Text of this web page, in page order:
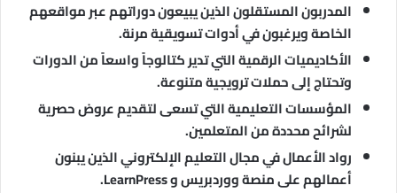
المدربون المستقلون الذين يبيعون دوراتهم عبر مواقعهم
الخاصة ويرغبون في أدوات تسويقية مرنة.
الأكاديميات الرقمية التي تدير كتالوجاً واسعاً من الدورات
وتحتاج إلى حملات ترويجية متنوعة.
المؤسسات التعليمية التي تسعى لتقديم عروض حصرية
لشرائح محددة من المتعلمين.
رواد الأعمال في مجال التعليم الإلكتروني الذين يبنون
أعمالهم على منصة ووردبريس و LearnPress.